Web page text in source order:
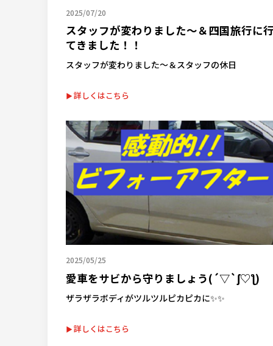
2025/07/20
スタッフが変わりました～＆四国旅行に
てきました！！
スタッフが変わりました～＆スタッフの休日
詳しくはこちら
2025/05/25
愛車をサビから守りましょう(´▽`ʃ♡ƪ)
ザラザラボディがツルツルピカピカに✨✨
詳しくはこちら